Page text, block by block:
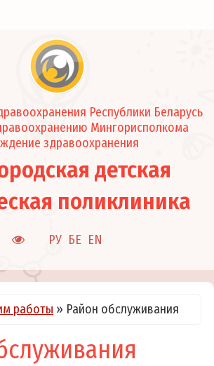
Республики Беларусь
Мингорисполкома
здравоохранения
детская
поликлиника
РУ БЕ EN
работы » Район обслуживания